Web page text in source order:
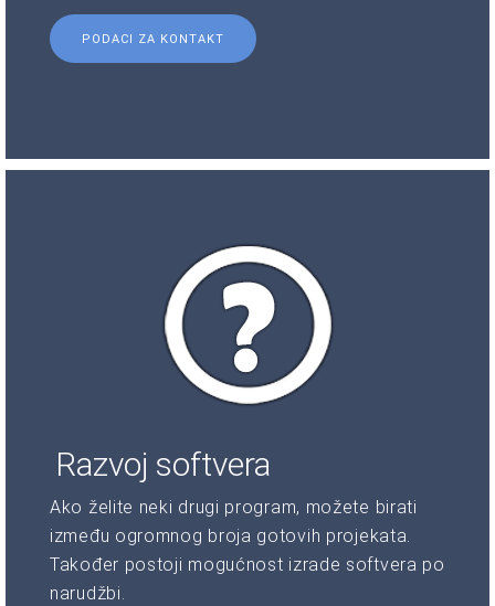
PODACI ZA KONTAKT
Razvoj softvera
Ako želite neki drugi program, možete birati
između ogromnog broja gotovih projekata.
Također postoji mogućnost izrade softvera po
narudžbi.